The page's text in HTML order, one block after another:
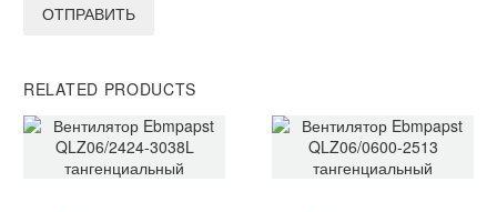
ОТПРАВИТЬ
RELATED PRODUCTS